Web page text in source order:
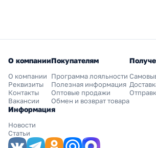
О компании
О компании
Реквизиты
Контакты
Вакансии
Покупателям
Программа лояльности
Полезная информация
Оптовые продажи
Обмен и возврат товара
Информация
Новости
Статьи